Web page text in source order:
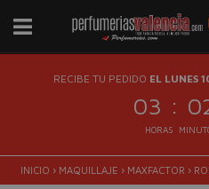
RECIBE TU PEDIDO EL LUNES
03 :
HORAS
INICIO › MAQUILLAJE › MAXFACTOR ›